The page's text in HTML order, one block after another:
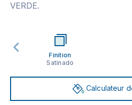
VERDE.
Finition
Satinado
Calculateur